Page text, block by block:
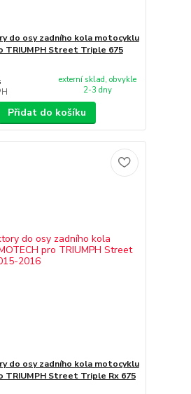
do osy zadního kola motocyklu
TRIUMPH Street Triple 675
externí sklad, obvykle
2-3 dny
Přidat do košíku
do osy zadního kola motocyklu
TRIUMPH Street Triple Rx 675